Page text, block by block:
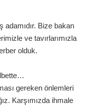
adamıdır. Bize bakan
ve tavırlarımızla
olduk.
gereken önlemleri
Karşımızda ihmale